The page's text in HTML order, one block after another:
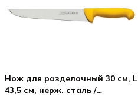
Нож для разделочный 30 см, L
43,5 см, нерж. сталь /